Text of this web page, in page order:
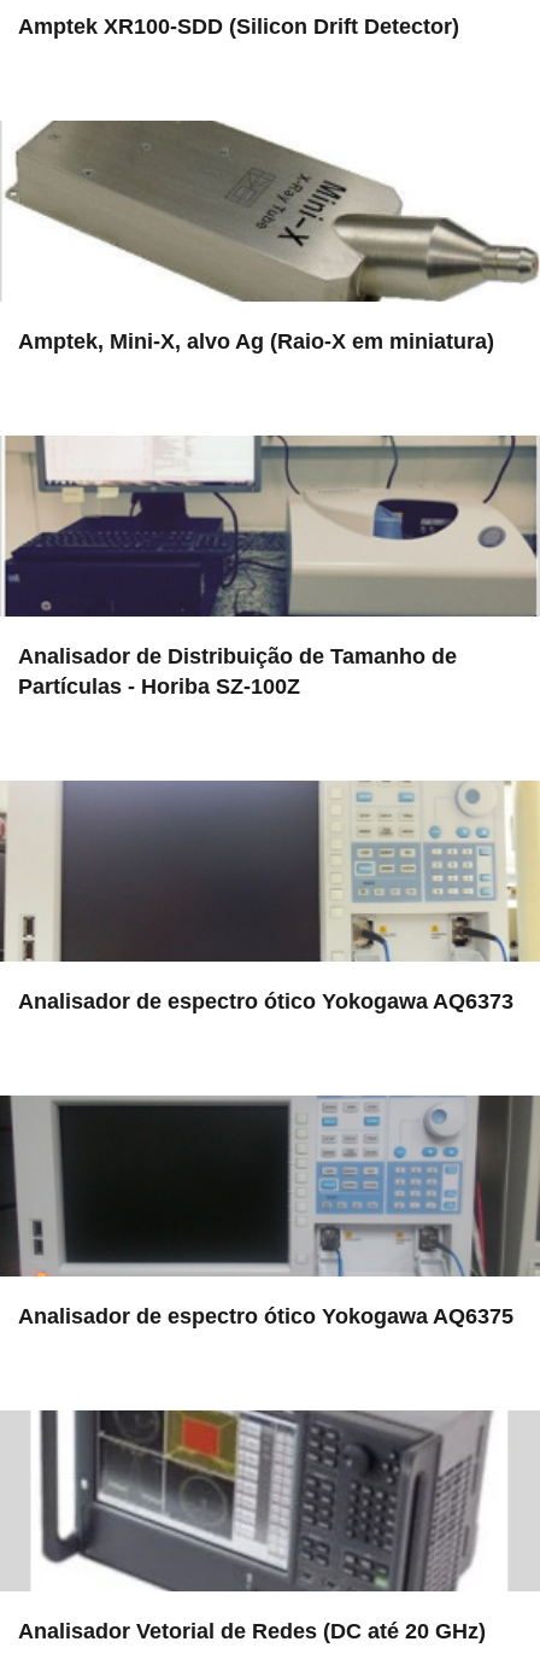
Amptek XR100-SDD (Silicon Drift Detector)
Amptek, Mini-X, alvo Ag (Raio-X em miniatura)
Analisador de Distribuição de Tamanho de
Partículas - Horiba SZ-100Z
Analisador de espectro ótico Yokogawa AQ6373
Analisador de espectro ótico Yokogawa AQ6375
Analisador Vetorial de Redes (DC até 20 GHz)